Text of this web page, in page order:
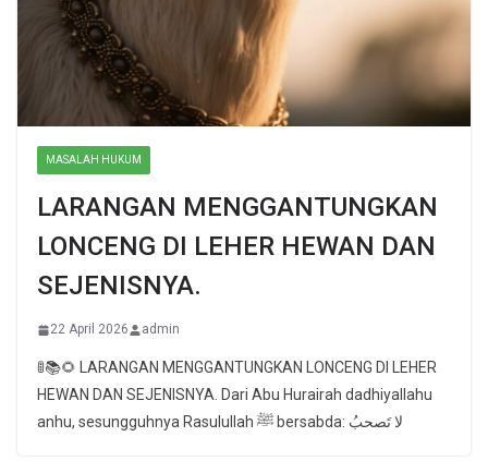
MASALAH HUKUM
LARANGAN MENGGANTUNGKAN
LONCENG DI LEHER HEWAN DAN
SEJENISNYA.
22 April 2026 admin
🚦📚🌻 LARANGAN MENGGANTUNGKAN LONCENG DI LEHER
HEWAN DAN SEJENISNYA. Dari Abu Hurairah dadhiyallahu
anhu, sesungguhnya Rasulullah ﷺ bersabda: لا تَصحبُ